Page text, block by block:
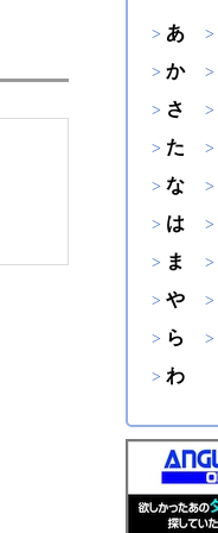
あ
か
さ
た
な
は
ま
や
ら
わ